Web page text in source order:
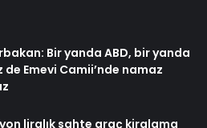
Bir yanda ABD, bir yanda
de Emevi Camii’nde namaz
liralık sahte araç kiralama